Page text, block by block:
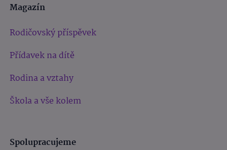
Magazín
Rodičovský příspěvek
Přídavek na dítě
Rodina a vztahy
Škola a vše kolem
Spolupracujeme